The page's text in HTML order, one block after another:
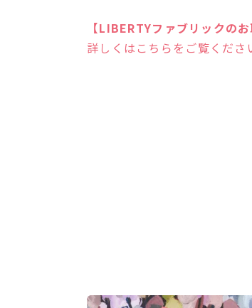
【LIBERTYファブリックの
詳しくはこちらをご覧くださ